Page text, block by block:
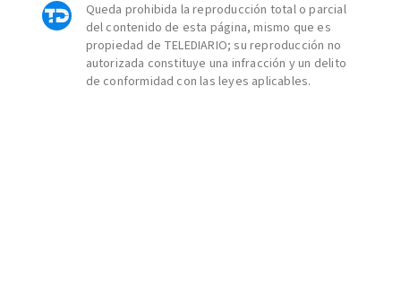
Queda prohibida la reproducción total o parcial
del contenido de esta página, mismo que es
propiedad de TELEDIARIO; su reproducción no
autorizada constituye una infracción y un delito
de conformidad con las leyes aplicables.